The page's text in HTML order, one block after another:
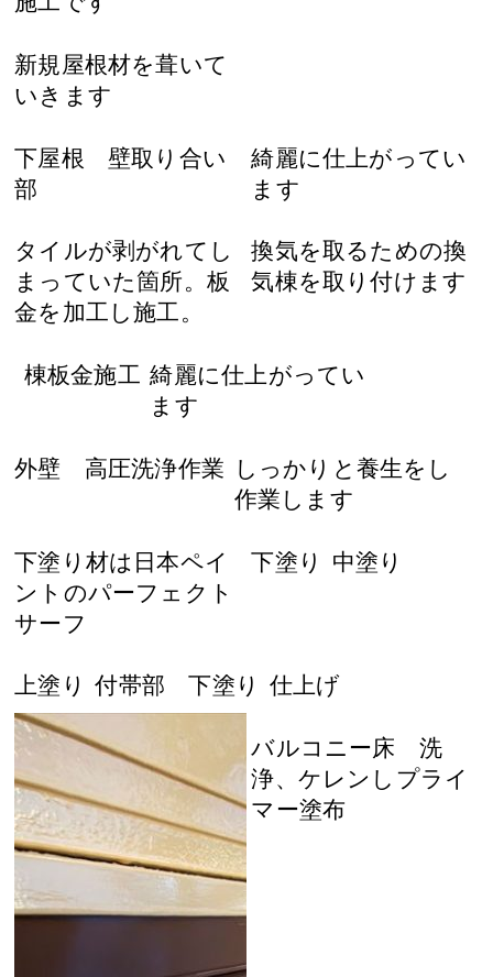
新規屋根材を葺いて
いきます
下屋根 壁取り合い
部
綺麗に仕上がってい
ます
タイルが剥がれてし
まっていた箇所。板
金を加工し施工。
換気を取るための換
気棟を取り付けます
棟板金施工 綺麗に仕上がってい
ます
外壁 高圧洗浄作業
しっかりと養生をし
作業します
下塗り材は日本ペイ
ントのパーフェクト
サーフ
下塗り 中塗り
上塗り 付帯部 下塗り 仕上げ
バルコニー床 洗
浄、ケレンしプライ
マー塗布